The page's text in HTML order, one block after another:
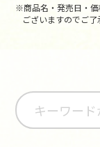
※商品名・発売日・
ございますのでご了